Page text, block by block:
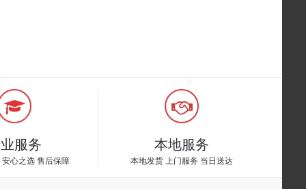
服务
心之选 售后保障
本地服务
本地发货 上门服务 当日送达